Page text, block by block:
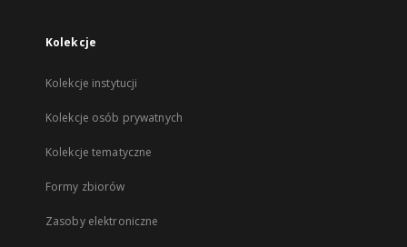
Kolekcje
Kolekcje instytucji
Kolekcje osób prywatnych
Kolekcje tematyczne
Formy zbiorów
Zasoby elektroniczne